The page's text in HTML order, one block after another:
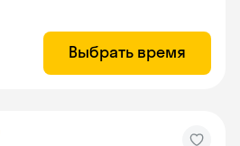
Выбрать время